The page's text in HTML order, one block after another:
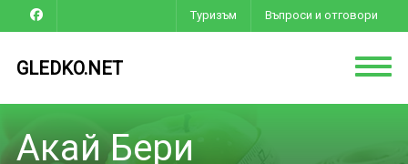
Туризъм Въпроси и отговори
GLEDKO.NET
Акай Бери